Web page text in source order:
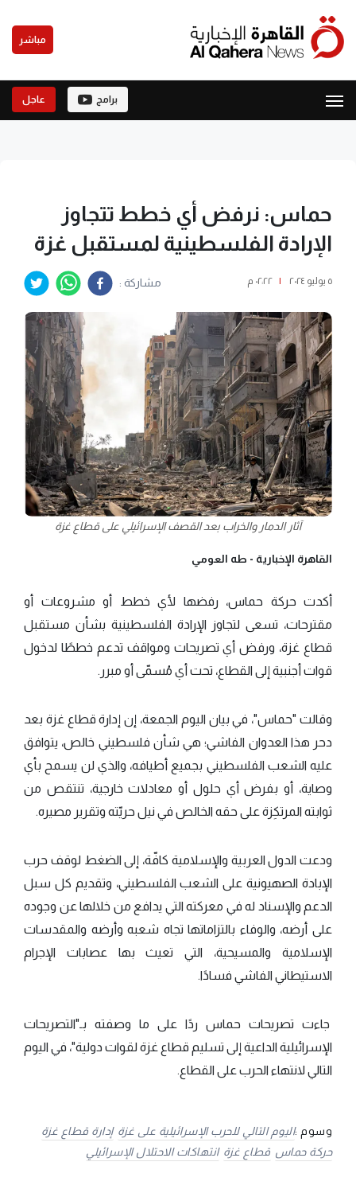
مباشر
برامج عاجل
حماس: نرفض أي خطط تتجاوز
الإرادة الفلسطينية لمستقبل غزة
٥ يوليو ٢٠٢٤ | ٠٢:٢٢ م مشاركة :
آثار الدمار والخراب بعد القصف الإسرائيلي على قطاع غزة
القاهرة الإخبارية - طه العومي
أكدت حركة حماس، رفضها لأي خطط أو مشروعات أو
مقترحات، تسعى لتجاوز الإرادة الفلسطينية بشأن مستقبل
قطاع غزة، ورفض أي تصريحات ومواقف تدعم خططًا لدخول
قوات أجنبية إلى القطاع، تحت أي مُسمّى أو مبرر.
وقالت "حماس"، في بيان اليوم الجمعة، إن إدارة قطاع غزة بعد
دحر هذا العدوان الفاشي؛ هي شأن فلسطيني خالص، يتوافق
عليه الشعب الفلسطيني بجميع أطيافه، والذي لن يسمح بأي
وصاية، أو بفرض أي حلول أو معادلات خارجية، تنتقص من
ثوابته المرتكِزة على حقه الخالص في نيل حريّته وتقرير مصيره.
ودعت الدول العربية والإسلامية كافّة، إلى الضغط لوقف حرب
الإبادة الصهيونية على الشعب الفلسطيني، وتقديم كل سبل
الدعم والإسناد له في معركته التي يدافع من خلالها عن وجوده
على أرضه، والوفاء بالتزاماتها تجاه شعبه وأرضه والمقدسات
الإسلامية والمسيحية، التي تعيث بها عصابات الإجرام
الاستيطاني الفاشي فسادًا.
جاءت تصريحات حماس ردًا على ما وصفته بـ"التصريحات
الإسرائيلية الداعية إلى تسليم قطاع غزة لقوات دولية"، في اليوم
التالي لانتهاء الحرب على القطاع.
وسوم :اليوم التالي للحرب الإسرائيلية على غزة إدارة قطاع غزة
حركة حماس قطاع غزة انتهاكات الاحتلال الإسرائيلي